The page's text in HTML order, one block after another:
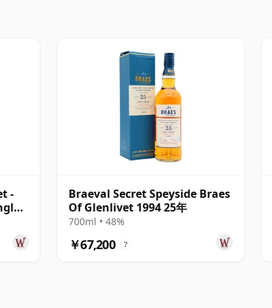
-
Braeval Secret Speyside Braes
Of Glenlivet 1994 25年
700ml • 48%
￥67,200 ?